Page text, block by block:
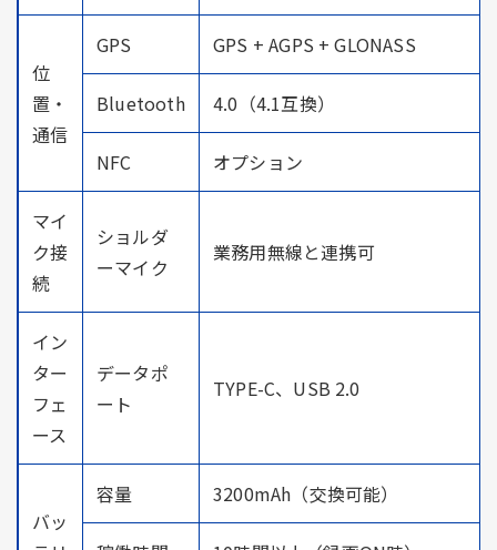
位
置・
通信
GPS GPS + AGPS + GLONASS
Bluetooth 4.0（4.1互換）
NFC オプション
マイ
ク接
続
ショルダ
ーマイク
業務用無線と連携可
イン
ター
フェ
ース
データポ
ート
TYPE-C、USB 2.0
バッ
容量 3200mAh（交換可能）